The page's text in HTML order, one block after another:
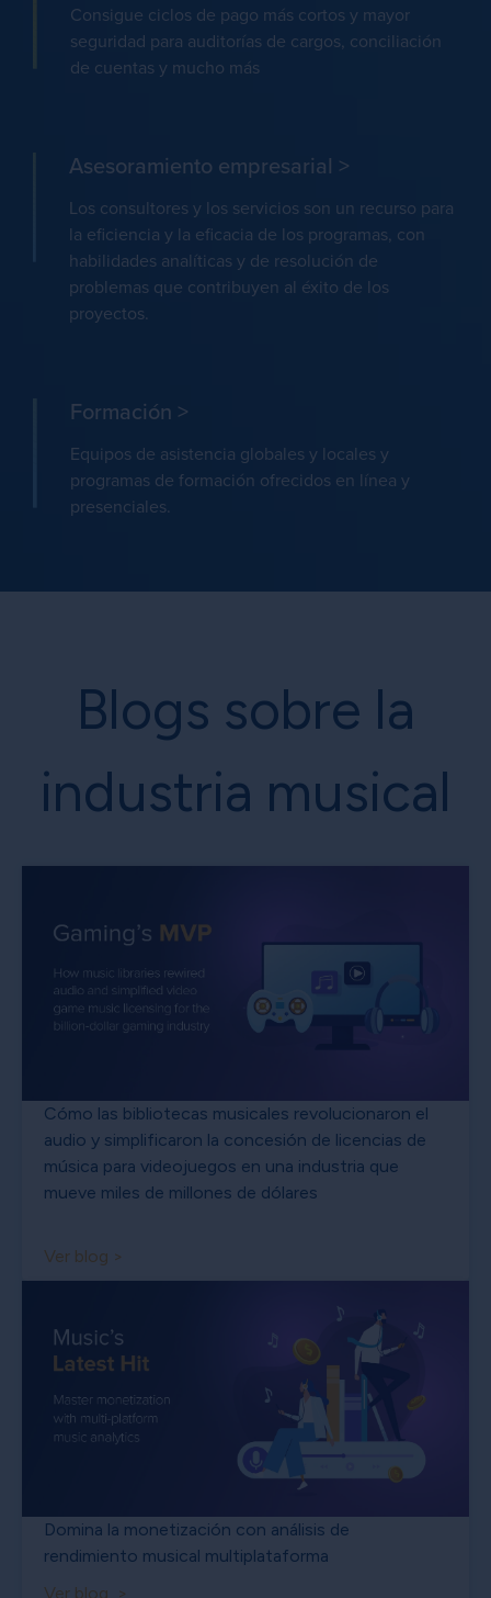
Consigue ciclos de pago más cortos y mayor
seguridad para auditorías de cargos, conciliación
de cuentas y mucho más
Asesoramiento empresarial >
Los consultores y los servicios son un recurso para
la eficiencia y la eficacia de los programas, con
habilidades analíticas y de resolución de
problemas que contribuyen al éxito de los
proyectos.
Formación >
Equipos de asistencia globales y locales y
programas de formación ofrecidos en línea y
presenciales.
Blogs sobre la
industria musical
Cómo las bibliotecas musicales revolucionaron el
audio y simplificaron la concesión de licencias de
música para videojuegos en una industria que
mueve miles de millones de dólares
Ver blog >
Domina la monetización con análisis de
rendimiento musical multiplataforma
Ver blog >